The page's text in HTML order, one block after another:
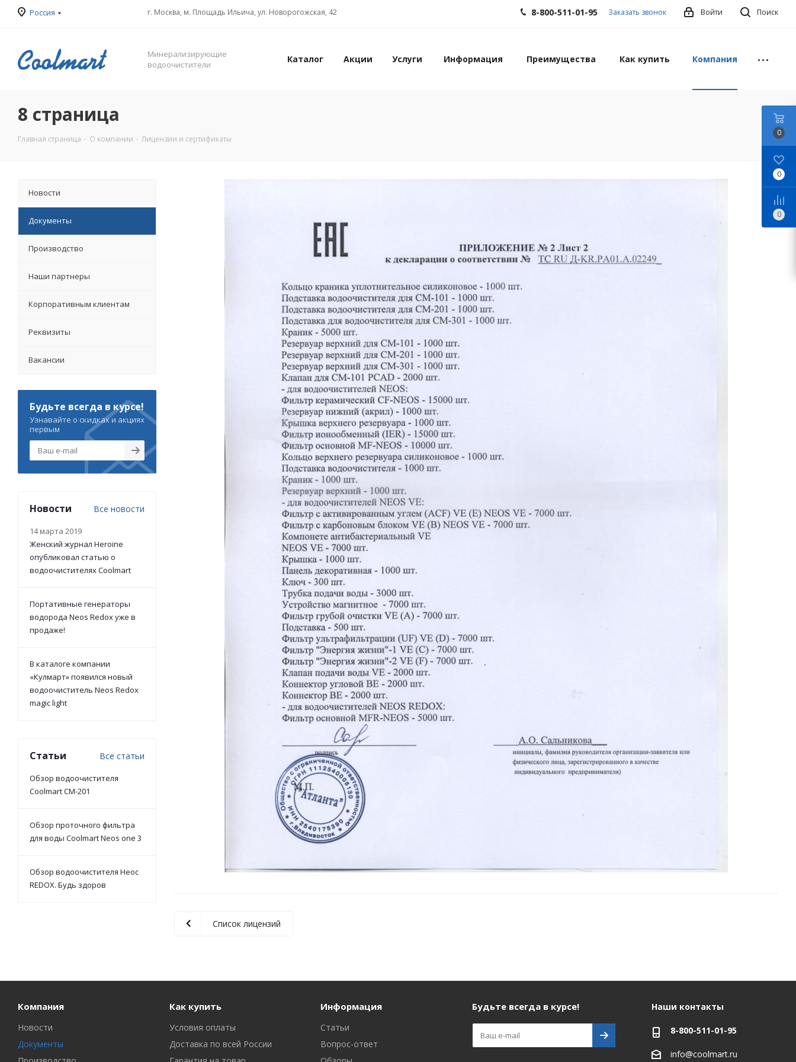
Россия г. Москва, м. Площадь Ильича, ул. Новорогожская, 42 Поиск
Войти
8-800-511-01-95 Заказать звонок
Минерализирующие
водоочистители
Каталог Акции Услуги Информация Преимущества Как купить Компания
8 страница
Главная страница - О компании - Лицензии и сертификаты
Список лицензий
Новости
Документы
Производство
Наши партнеры
Корпоративным клиентам
Реквизиты
Вакансии
Будьте всегда в курсе!
Узнавайте о скидках и акциях
первым
Новости Все новости
14 марта 2019
Женский журнал Heroine
опубликовал статью о
водоочистителях Coolmart
Портативные генераторы
водорода Neos Redox уже в
продаже!
В каталоге компании
«Кулмарт» появился новый
водоочиститель Neos Redoх
magic light
Статьи Все статьи
Обзор водоочистителя
Coolmart CM-201
Обзор проточного фильтра
для воды Coolmart Neos one 3
Обзор водоочистителя Неос
REDOX. Будь здоров
Компания
Новости
Документы
Как купить
Условия оплаты
Доставка по всей России
Информация
Статьи
Вопрос-ответ
Будьте всегда в курсе! Наши контакты
8-800-511-01-95
info@coolmart.ru
0
0
0